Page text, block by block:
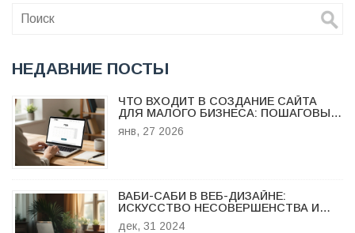
НЕДАВНИЕ ПОСТЫ
ЧТО ВХОДИТ В СОЗДАНИЕ САЙТА
ДЛЯ МАЛОГО БИЗНЕСА: ПОШАГОВЫЙ
РАЗБОР
янв, 27 2026
ВАБИ-САБИ В ВЕБ-ДИЗАЙНЕ:
ИСКУССТВО НЕСОВЕРШЕНСТВА И
МИНИМАЛИЗМА
дек, 31 2024